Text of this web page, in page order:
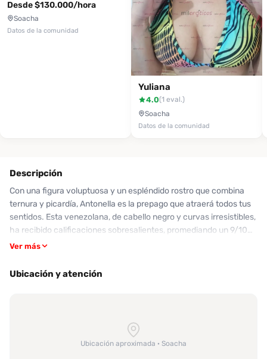
Desde $130.000/hora
Soacha
Datos de la comunidad
Yuliana
4.0(1 eval.)
Soacha
Datos de la comunidad
Descripción
Con una figura voluptuosa y un espléndido rostro que combina
ternura y picardía, Antonella es la prepago que atraerá todos tus
sentidos. Esta venezolana, de cabello negro y curvas irresistibles,
ha recibido calificaciones sobresalientes, promediando un 9/10
en servicio y un 8.5/10 en implicación. Sus clientes la han
momentos apasionantes y placenteros. Los elogios respecto a su
pesar de que un cliente experimentó una pequeña decepción al
no poder bailar con ella, rápidamente se vio cautivado por su
carisma y su interesantísima oferta de servicios, que incluye el
Ver más
Ubicación y atención
Ubicación aproximada · Soacha